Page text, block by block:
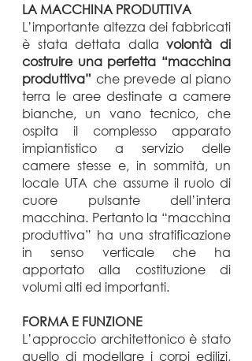
LA MACCHINA PRODUTTIVA
L’importante altezza dei fabbricati
è stata dettata dallavolontà di
costruire una perfetta “macchina
produttiva” che prevede al piano
terra le aree destinate a camere
bianche, un vano tecnico, che
ospita il complesso apparato
impiantistico a servizio delle
camere stesse e, in sommità, un
locale UTA che assume il ruolo di
cuore pulsante dell’intera
macchina. Pertanto la “macchina
produttiva” ha una stratificazione
in senso verticale che ha
apportato alla costituzione di
volumi alti ed importanti.
FORMA E FUNZIONE
L’approccio architettonico è stato
quello di modellare i corpi edilizi,